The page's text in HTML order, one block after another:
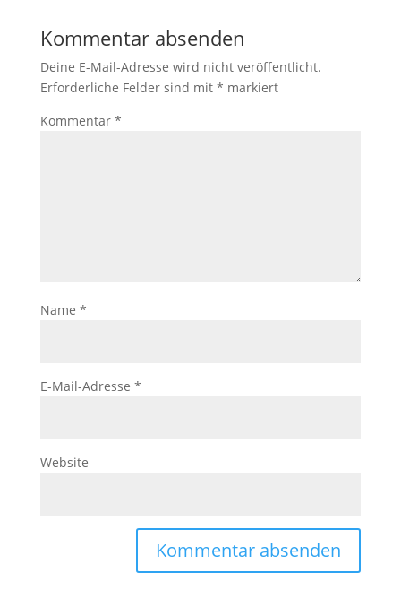
Kommentar absenden
Deine E-Mail-Adresse wird nicht veröffentlicht.
Erforderliche Felder sind mit * markiert
Kommentar *
Name *
E-Mail-Adresse *
Website